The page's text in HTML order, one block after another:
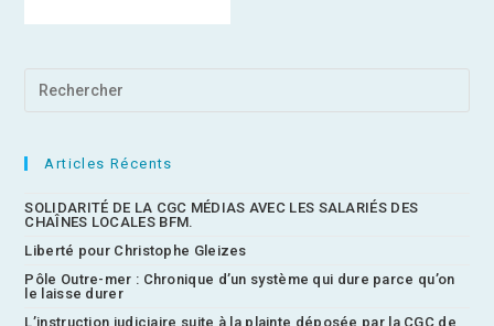
Articles Récents
SOLIDARITÉ DE LA CGC MÉDIAS AVEC LES SALARIÉS DES
CHAÎNES LOCALES BFM.
Liberté pour Christophe Gleizes
Pôle Outre-mer : Chronique d’un système qui dure parce qu’on
le laisse durer
L’instruction judiciaire suite à la plainte déposée par la CGC de